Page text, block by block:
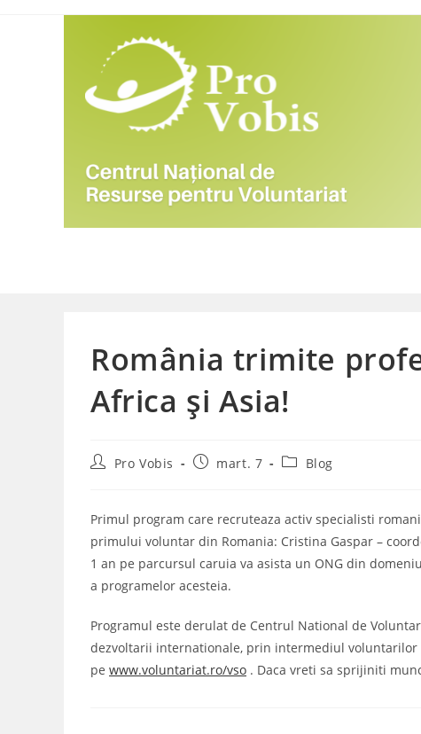
România trimite
Africa și Asia!
PostPro Vobis
Postmart. 7
PostBlog
Primul program care recruteaza activ specialisti
primului voluntar din Romania: Cristina Gaspar –
1 an pe parcursul caruia va asista un ONG din
a programelor acesteia.
Programul este derulat de Centrul National de
dezvoltarii internationale, prin intermediul
pe www.voluntariat.ro/vso . Daca vreti sa sprijiniti